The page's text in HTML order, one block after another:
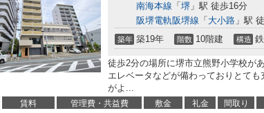
南海本線 「 堺 」駅 徒歩16分
阪堺電軌阪堺線 「 大小路 」駅
築年 築19年 階数 10階建 構造
徒歩2分の場所に堺市立熊野小学校が
エレベータなどが備わっておりとて
がよ...
賃料 管理費・共益費 敷金 礼金 間取り